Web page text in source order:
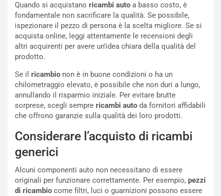
Quando si acquistano ricambi auto a basso costo, è
fondamentale non sacrificare la qualità. Se possibile,
ispezionare il pezzo di persona è la scelta migliore. Se si
acquista online, leggi attentamente le recensioni degli
altri acquirenti per avere un’idea chiara della qualità del
prodotto.
Se il ricambio non è in buone condizioni o ha un
chilometraggio elevato, è possibile che non duri a lungo,
annullando il risparmio iniziale. Per evitare brutte
sorprese, scegli sempre ricambi auto da fornitori affidabili
che offrono garanzie sulla qualità dei loro prodotti.
Considerare l’acquisto di ricambi
generici
Alcuni componenti auto non necessitano di essere
originali per funzionare correttamente. Per esempio, pezzi
di ricambio come filtri, luci o guarnizioni possono essere
o
p
ù
L
u
g
o
m
a
C
o
m
p
u
z
a
d
e
G
d
e
B
a
a
n